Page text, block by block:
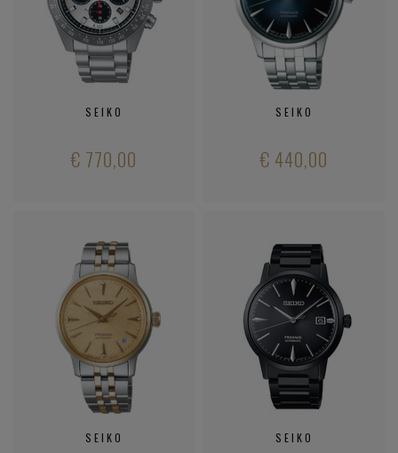
SEIKO
€ 770,00
SEIKO
€ 440,00
SEIKO SEIKO